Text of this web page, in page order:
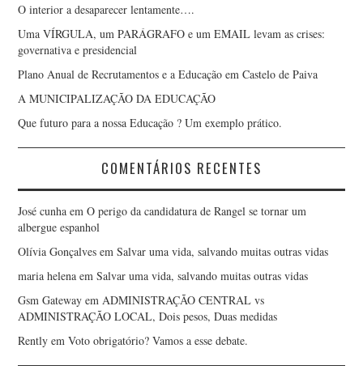
O interior a desaparecer lentamente….
Uma VÍRGULA, um PARÁGRAFO e um EMAIL levam as crises:
governativa e presidencial
Plano Anual de Recrutamentos e a Educação em Castelo de Paiva
A MUNICIPALIZAÇÃO DA EDUCAÇÃO
Que futuro para a nossa Educação ? Um exemplo prático.
COMENTÁRIOS RECENTES
José cunha emO perigo da candidatura de Rangel se tornar um
albergue espanhol
Olívia Gonçalves emSalvar uma vida, salvando muitas outras vidas
maria helena emSalvar uma vida, salvando muitas outras vidas
Gsm Gateway em ADMINISTRAÇÃO CENTRAL vs
ADMINISTRAÇÃO LOCAL, Dois pesos, Duas medidas
Rently emVoto obrigatório? Vamos a esse debate.